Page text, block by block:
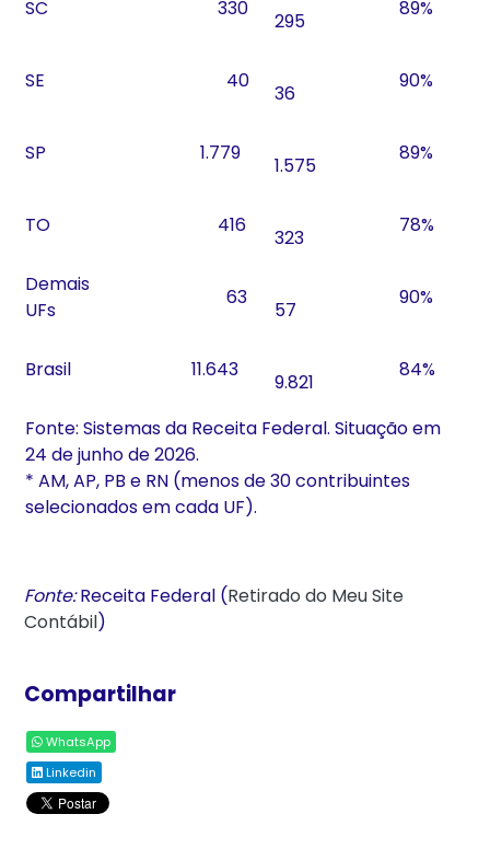
SC 330
295
89%
SE 40
36
90%
SP 1.779
1.575
89%
TO 416
323
78%
Demais
UFs
63
57
90%
Brasil 11.643
9.821
84%
Fonte: Sistemas da Receita Federal. Situação em
24 de junho de 2026.
* AM, AP, PB e RN (menos de 30 contribuintes
selecionados em cada UF).
Fonte:Receita Federal (Retirado do Meu Site
Contábil)
Compartilhar
WhatsApp
Linkedin